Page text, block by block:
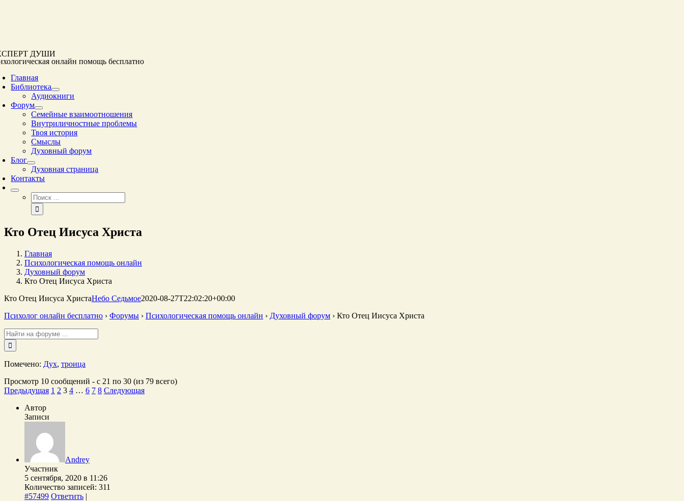
ДУШИ
онлайн помощь бесплатно
Главная
Библиотека
Аудиокниги
Форум
Семейные взаимоотношения
Внутриличностные проблемы
Твоя история
Смыслы
Духовный форум
Блог
Духовная страница
Контакты
Результат
поиска:
Кто Отец Иисуса Христа
Главная
Психологическая помощь онлайн
Духовный форум
Кто Отец Иисуса Христа
Кто Отец Иисуса ХристаНебо Седьмое2020-08-27T22:02:20+00:00
Психолог онлайн бесплатно › Форумы › Психологическая помощь онлайн › Духовный форум › Кто Отец Иисуса Христа
Поиск:
Помечено: Дух, троица
Просмотр 10 сообщений - с 21 по 30 (из 79 всего)
Предыдущая 1 2 3 4 … 6 7 8 Следующая
Автор
Записи
Andrey
Участник
5 сентября, 2020 в 11:26
Количество записей: 311
#57499 Ответить |